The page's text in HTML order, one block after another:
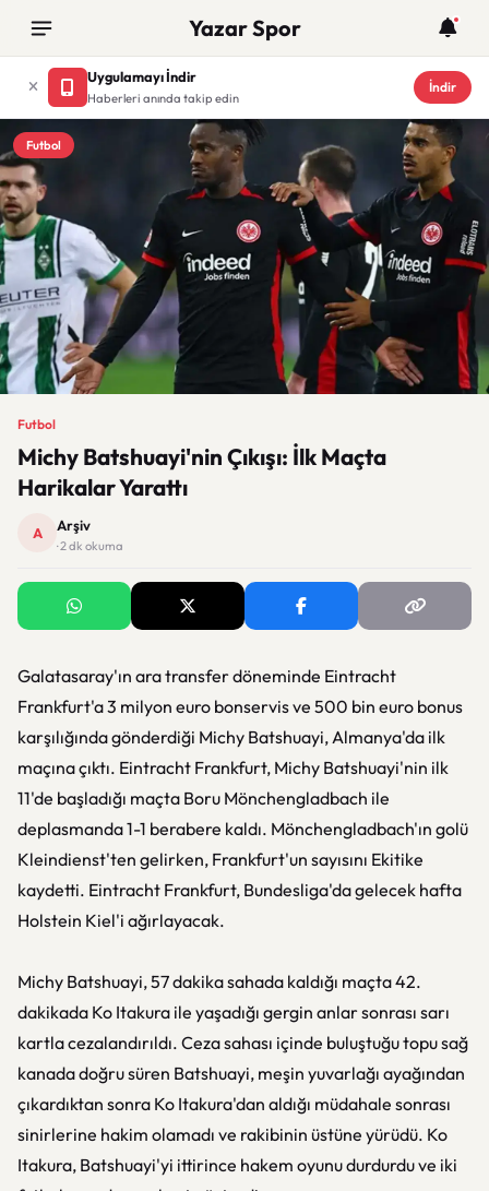
Yazar Spor
Uygulamayı İndir
Haberleri anında takip edin
İndir
Futbol
Futbol
Michy Batshuayi'nin Çıkışı: İlk Maçta
Harikalar Yarattı
A Arşiv
· 2 dk okuma
Galatasaray'ın ara transfer döneminde Eintracht
Frankfurt'a 3 milyon euro bonservis ve 500 bin euro bonus
karşılığında gönderdiği Michy Batshuayi, Almanya'da ilk
maçına çıktı. Eintracht Frankfurt, Michy Batshuayi'nin ilk
11'de başladığı maçta Boru Mönchengladbach ile
deplasmanda 1-1 berabere kaldı. Mönchengladbach'ın golü
Kleindienst'ten gelirken, Frankfurt'un sayısını Ekitike
kaydetti. Eintracht Frankfurt, Bundesliga'da gelecek hafta
Holstein Kiel'i ağırlayacak.
Michy Batshuayi, 57 dakika sahada kaldığı maçta 42.
dakikada Ko Itakura ile yaşadığı gergin anlar sonrası sarı
kartla cezalandırıldı. Ceza sahası içinde buluştuğu topu sağ
kanada doğru süren Batshuayi, meşin yuvarlağı ayağından
çıkardıktan sonra Ko Itakura'dan aldığı müdahale sonrası
sinirlerine hakim olamadı ve rakibinin üstüne yürüdü. Ko
Itakura, Batshuayi'yi ittirince hakem oyunu durdurdu ve iki